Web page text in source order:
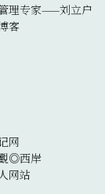
理专家——刘立户
客
网
◎西岸
网站